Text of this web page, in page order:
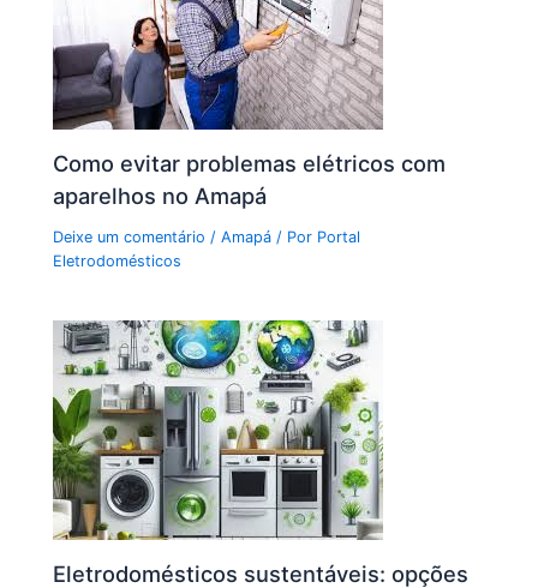
Como evitar problemas elétricos com
aparelhos no Amapá
Deixe um comentário /Amapá / Por Portal
Eletrodomésticos
Eletrodomésticos sustentáveis: opções